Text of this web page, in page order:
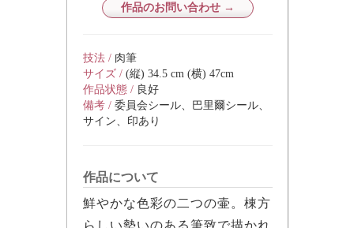
作品のお問い合わせ →
技法 / 肉筆
サイズ / (縦) 34.5 cm (横) 47cm
作品状態 / 良好
備考 / 委員会シール、巴里爾シール、
サイン、印あり
作品について
鮮やかな色彩の二つの壷。棟方
らしい勢いのある筆致で描かれ